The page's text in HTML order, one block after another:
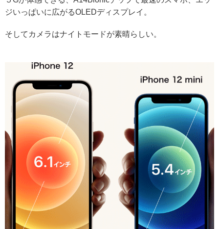
ジいっぱいに広がるOLEDディスプレイ。
そしてカメラはナイトモードが素晴らしい。